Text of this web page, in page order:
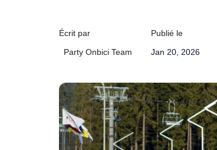
Écrit par
Party Onbici Team
Publié le
Jan 20, 2026